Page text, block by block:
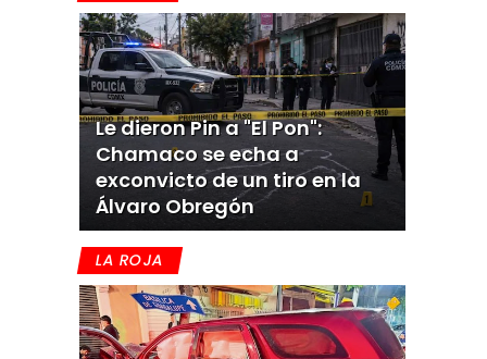
Le dieron Pin a "El Pon":
Chamaco se echa a
exconvicto de un tiro en la
Álvaro Obregón
LA ROJA